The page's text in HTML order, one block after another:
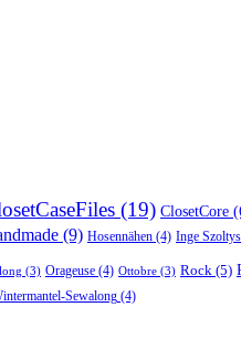
(19) ClosetCore
(9) Hosennähen (4) Inge
(3) Orageuse (4) Ottobre (3) Rock (5)
Sewalong (4)